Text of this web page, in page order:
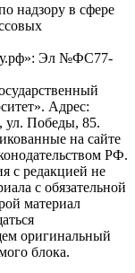
надзору в сфере
Эл №ФС77-
Адрес:
ул. Победы, 85.
на сайте
РФ.
с редакцией не
с обязательной
материал
оригинальный
блока.